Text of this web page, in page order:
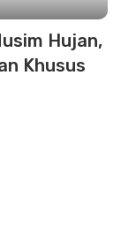
Hujan,
Khusus